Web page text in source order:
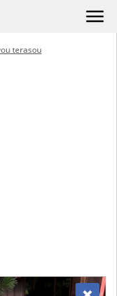
terasou